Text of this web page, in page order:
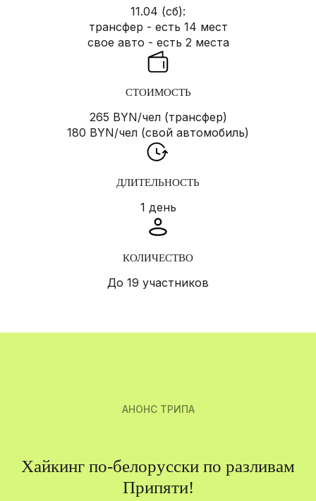
11.04 (сб):
трансфер - есть 14 мест
свое авто - есть 2 места
СТОИМОСТЬ
265 BYN/чел (трансфер)
180 BYN/чел (свой автомобиль)
ДЛИТЕЛЬНОСТЬ
1 день
КОЛИЧЕСТВО
До 19 участников
АНОНС ТРИПА
Хайкинг по-белорусски по разливам
Припяти!